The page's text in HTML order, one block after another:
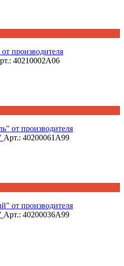
40210002А06
Арт.: 40200061А99
Арт.: 40200036А99